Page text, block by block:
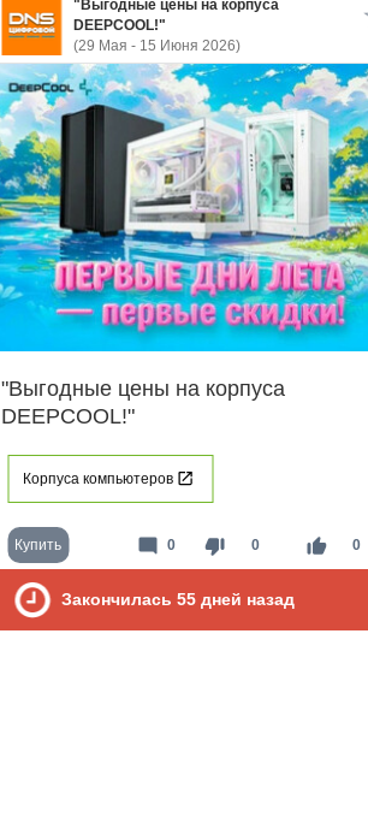
"Выгодные цены на корпуса
DEEPCOOL!"
(29 Мая - 15 Июня 2026)
"Выгодные цены на корпуса
DEEPCOOL!"
Корпуса компьютеров
Купить thumb_down 0 thumb_up 0
mode_comment 0
Закончилась 55 дней назад